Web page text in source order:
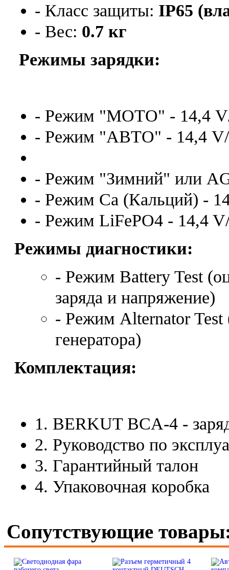
- Класс защиты: IP65
- Вес: 0.7 кг
Режимы зарядки:
- Режим "МОТО" - 14,4
- Режим "АВТО" - 14,4
- Режим "Зимний" или
- Режим Ca (Кальций) -
- Режим LiFePO4 - 14,4
Режимы диагностики:
- Режим Battery Test
заряда и напряжение)
- Режим Alternator Test
генератора)
Комплектация:
1. BERKUT BCA-4 -
2. Руководство по
3. Гарантийный талон
4. Упаковочная коробка
Сопутствующие